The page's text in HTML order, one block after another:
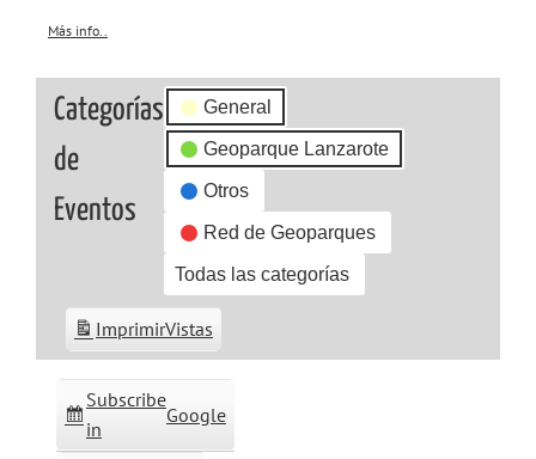
del
Geoparque
de
Lanzarote
Más info..
Categorías
de
Eventos
General
Geoparque Lanzarote
Otros
Red de Geoparques
Todas las categorías
Subscribe
in
Google
ImprimirVistas